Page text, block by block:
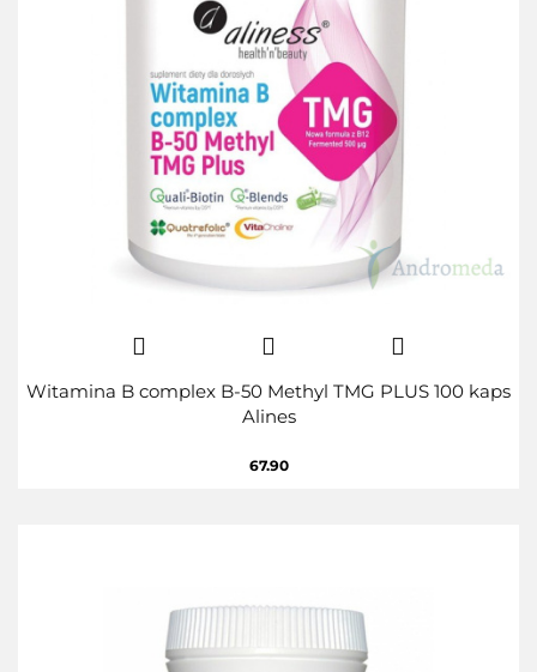
Witamina B complex B-50 Methyl TMG PLUS 100 kaps
Alines
67.90